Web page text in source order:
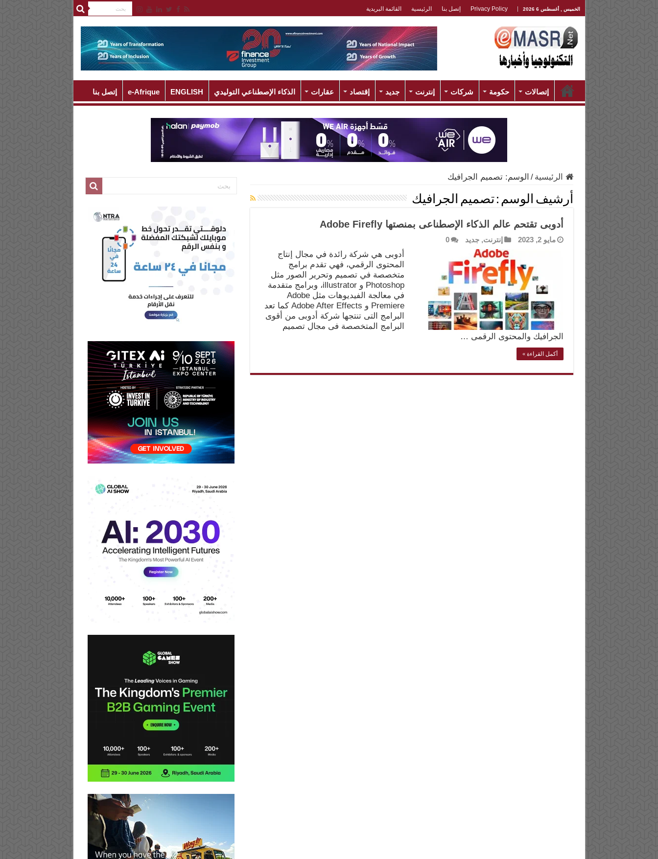
الخميس , أغسطس 6 2026 Privacy Policy إتصل بنا الرئيسية القائمة البريدية
إتصالات حكومة شركات إنترنت جديد إقتصاد عقارات الذكاء الإصطناعي التوليدي ENGLISH
e-Afrique إتصل بنا
الرئيسية / الوسم:تصميم الجرافيك
أرشيف الوسم :تصميم الجرافيك
أدوبى تقتحم عالم الذكاء الإصطناعى بمنصتها Adobe Firefly
مايو 2, 2023 إنترنت,جديد 0
أدوبى هي شركة رائدة في مجال إنتاج
المحتوى الرقمي، فهي تقدم برامج
متخصصة في تصميم وتحرير الصور مثل
Photoshop و illustrator، وبرامج متقدمة
في معالجة الفيديوهات مثل Adobe
Premiere و Adobe After Effects كما تعد
البرامج التى تنتجها شركة أدوبى من أقوى
البرامج المتخصصة فى مجال تصميم
الجرافيك والمحتوى الرقمى …
أكمل القراءة »